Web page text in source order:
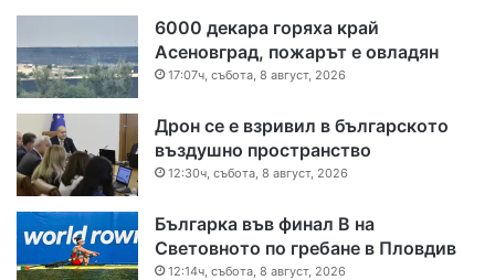
6000 декара горяха край
Асеновград, пожарът е овладян
17:07ч, събота, 8 август, 2026
Дрон се е взривил в българското
въздушно пространство
12:30ч, събота, 8 август, 2026
Българка във финал B на
Световното по гребане в Пловдив
12:14ч, събота, 8 август, 2026